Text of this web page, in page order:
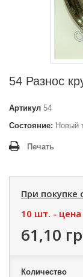
54 Разнос
Артикул 54
Состояние: Новый
Печать
При покупке
10 шт. - цена
61,10
Количество